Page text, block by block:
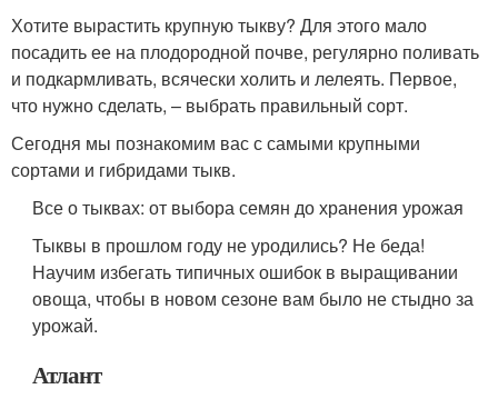
Хотите вырастить крупную тыкву? Для этого мало
посадить ее на плодородной почве, регулярно поливать
и подкармливать, всячески холить и лелеять. Первое,
что нужно сделать, – выбрать правильный сорт.
Сегодня мы познакомим вас с самыми крупными
сортами и гибридами тыкв.
Все о тыквах: от выбора семян до хранения урожая
Тыквы в прошлом году не уродились? Не беда!
Научим избегать типичных ошибок в выращивании
овоща, чтобы в новом сезоне вам было не стыдно за
урожай.
Атлант